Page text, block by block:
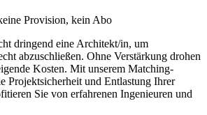
Provision, kein Abo
dringend eine Architekt/in, um
abzuschließen. Ohne Verstärkung drohen
Kosten. Mit unserem Matching-
Projektsicherheit und Entlastung Ihrer
Sie von erfahrenen Ingenieuren und